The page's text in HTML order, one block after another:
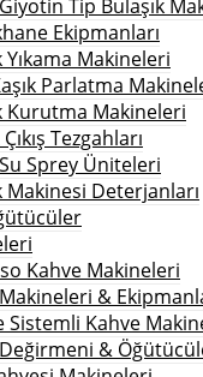
Giyotin Tip Bulaşık
Ekipmanları
Yıkama Makineleri
Parlatma
Kurutma Makineleri
Tezgahları
Sprey Üniteleri
Makinesi Deterjanları
Kahve Makineleri
&
Sistemli Kahve
&